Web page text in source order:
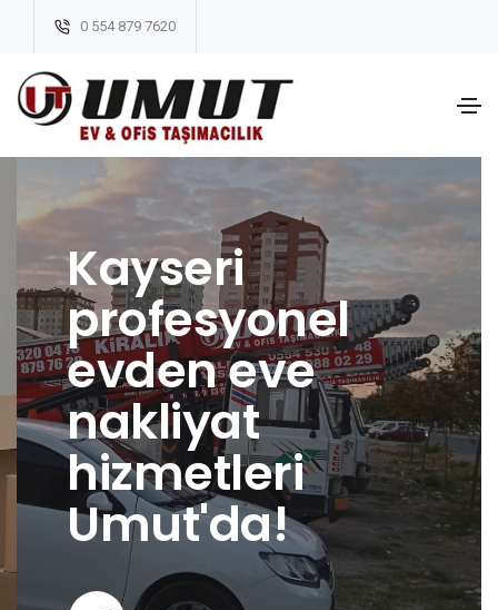
0 554 879 7620
Ev ve ofis
taşımacılığınd
a kaliteli
hizmet
sunuyoruz!
HEMEN İNCELE